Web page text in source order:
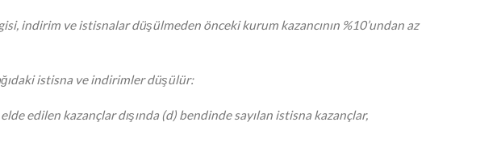
indirim ve istisnalar düşülmeden önceki kurum kazancının %10’undan az
istisna ve indirimler düşülür:
edilen kazançlar dışında (d) bendinde sayılan istisna kazançlar,